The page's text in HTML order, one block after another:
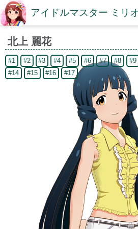
アイドルマスター ミリ
北上 麗花
#1 #2 #3 #4 #5 #6 #7 #8 #9
#14
#15 #16 #17